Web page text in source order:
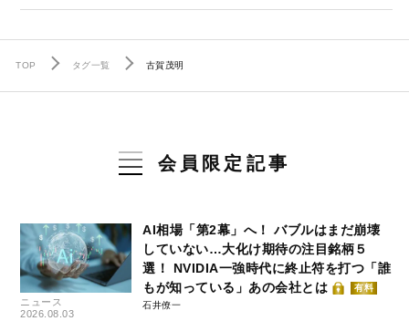
TOP タグ一覧 古賀茂明
会員限定記事
ニュース
2026.08.03
AI相場「第2幕」へ！ バブルはまだ崩壊
していない…大化け期待の注目銘柄５
選！ NVIDIA一強時代に終止符を打つ「誰
もが知っている」あの会社とは
有料
石井僚一